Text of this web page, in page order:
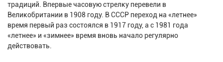
традиций. Впервые часовую стрелку перевели в
Великобритании в 1908 году. В СССР переход на «летнее»
время первый раз состоялся в 1917 году, а с 1981 года
«летнее» и «зимнее» время вновь начало регулярно
действовать.